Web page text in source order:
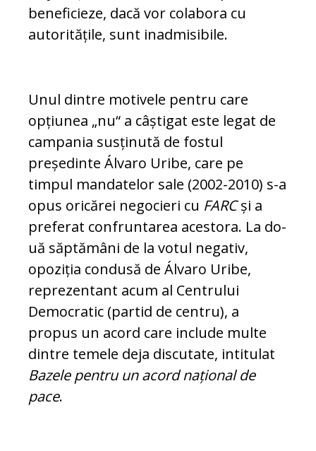
be­ne­ficieze, dacă vor colabora cu
autoritățile, sunt inadmisibile.
Unul dintre motivele pentru care
opțiunea „nu“ a câștigat este legat de
campania sus­ținută de fostul
președinte Álvaro Uribe, care pe
timpul mandatelor sale (2002-2010) s-a
opus oricărei negocieri cu FARCși a
preferat confruntarea acestora. La do­
uă săptămâni de la votul negativ,
opoziția condusă de Álvaro Uribe,
reprezentant acum al Centrului
Democratic (partid de cen­tru), a
propus un acord care include multe
dintre temele deja discutate, in­ti­tulat
Bazele pentru un acord național de
pace.